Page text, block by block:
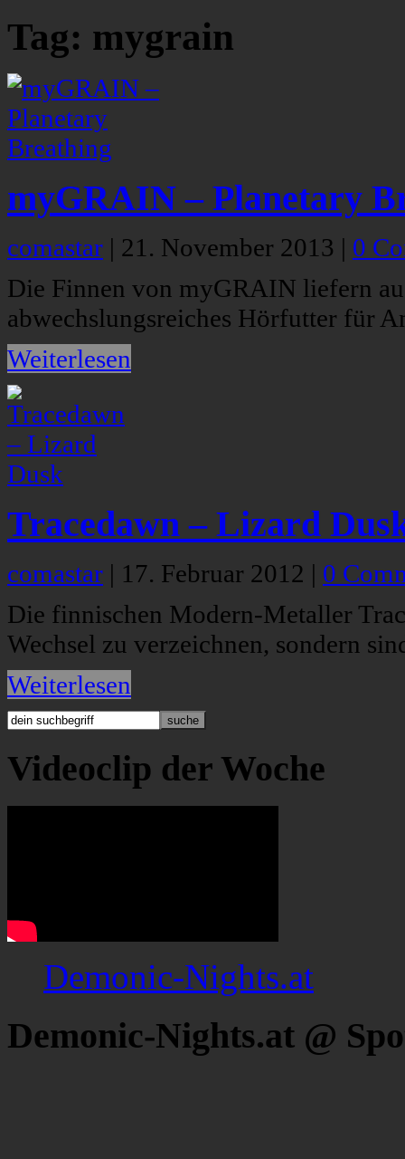
Tag: mygrain
myGRAIN – Planetary
comastar | 21. November 2013 | 0
Die Finnen von myGRAIN liefern
abwechslungsreiches Hörfutter für
Weiterlesen
Tracedawn – Lizard
comastar | 17. Februar 2012 | 0
Die finnischen Modern-Metaller
Wechsel zu verzeichnen, sondern
Weiterlesen
Videoclip der Woche
Demonic-Nights.at
Demonic-Nights.at @